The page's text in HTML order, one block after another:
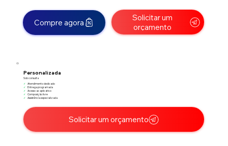
Personalizada
Sob consulta
✓Atendimento dedicado
✓Entrega programada
✓Acesso ao aplicativo
✓Composição livre
✓Assistência especializada
Solicitar um orçamento
Compre agora
Solicitar um
orçamento